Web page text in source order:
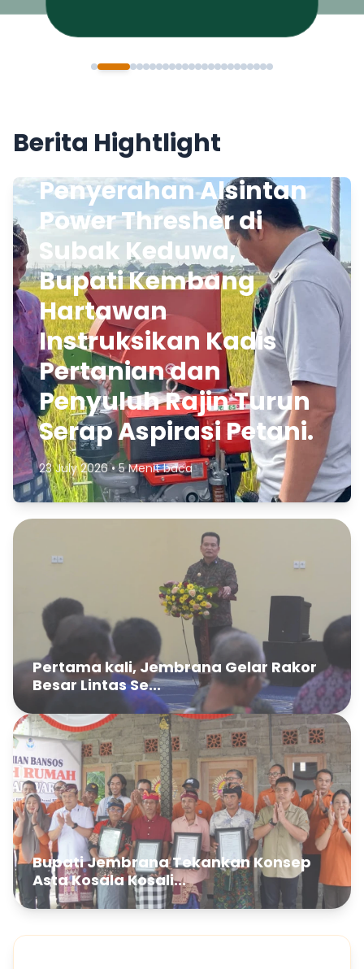
Berita Hightlight
Penyerahan Alsintan
Power Thresher di
Subak Keduwa,
Bupati Kembang
Hartawan
Instruksikan Kadis
Pertanian dan
Penyuluh Rajin Turun
Serap Aspirasi Petani.
23 July 2026 • 5 Menit baca
Pertama kali, Jembrana Gelar Rakor
Besar Lintas Se...
Bupati Jembrana Tekankan Konsep
Asta Kosala Kosali...